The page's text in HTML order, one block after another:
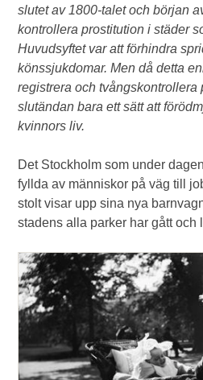
slutet av 1800-talet och början
kontrollera prostitution i städer
Huvudsyftet var att förhindra
könssjukdomar. Men då detta
registrera och tvångskontrollera
slutändan bara ett sätt att
kvinnors liv.
Det Stockholm som under
fyllda av människor på väg till
stolt visar upp sina nya
stadens alla parker har gått och